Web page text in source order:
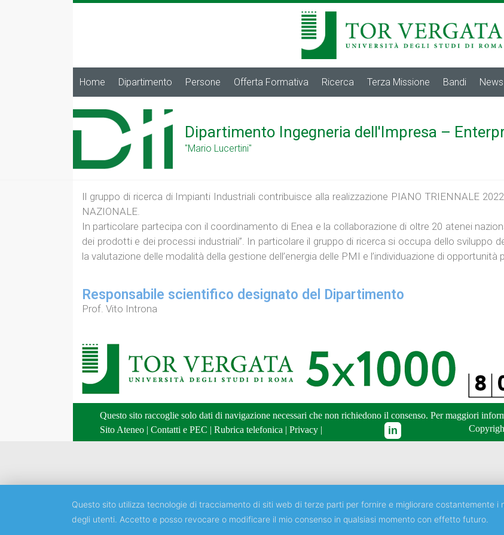
Home Dipartimento Persone Offerta Formativa Ricerca Terza Missione Bandi News
Dipartimento Ingegneria dell'Impresa –
"Mario Lucertini"
Il gruppo di ricerca di Impianti Industriali contribuisce alla realizzazione PIANO TRIENNALE
NAZIONALE.
In particolare partecipa con il coordinamento di Enea e la collaborazione di oltre 20 atenei
dei prodotti e dei processi industriali”. In particolare il gruppo di ricerca si occupa dello sviluppo
la valutazione delle modalità della gestione dell’energia delle PMI e l’individuazione di opportunità
Responsabile scientifico designato del Dipartimento
Prof. Vito Introna
Questo sito raccoglie solo dati di navigazione necessari che non richiedono il consenso. Per maggiori
Sito Ateneo | Contatti e PEC | Rubrica telefonica | Privacy |
Questo sito utilizza tecnologie di tracciamento di siti web di terze parti per fornire e migliorare costantemente
degli utenti. Accetto e posso revocare o modificare il mio consenso in qualsiasi momento con effetto futuro.